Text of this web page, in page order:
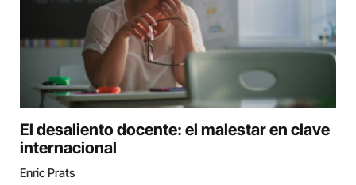
El desaliento docente: el malestar en clave
internacional
Enric Prats